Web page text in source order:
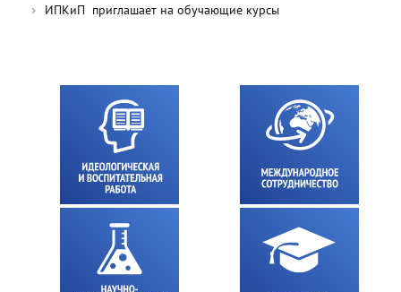
ИПКиП приглашает на обучающие курсы